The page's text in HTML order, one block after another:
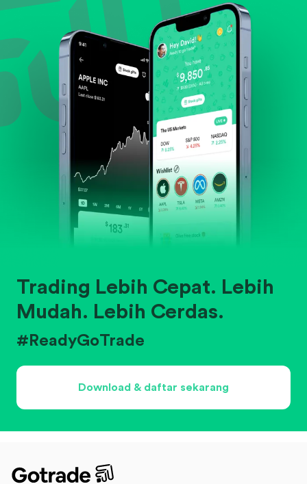
Trading Lebih Cepat. Lebih
Mudah. Lebih Cerdas.
#ReadyGoTrade
Download & daftar sekarang